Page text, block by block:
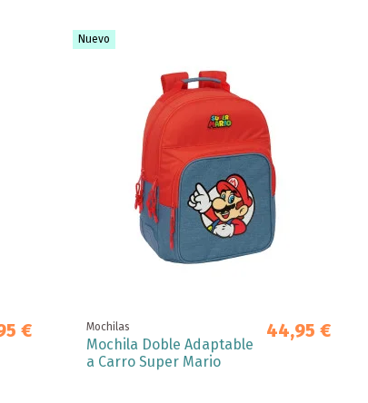
€
Nuevo
Mochilas
Mochila Doble Adaptable
a Carro Super Mario
44,95 €